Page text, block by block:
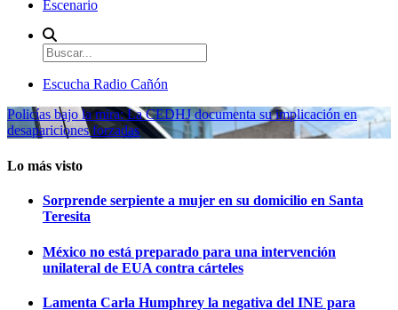
Escenario
Escucha Radio Cañón
Policías bajo la mira: La CEDHJ documenta su implicación en
desapariciones forzadas
Lo más visto
Sorprende serpiente a mujer en su domicilio en Santa
Teresita
México no está preparado para una intervención
unilateral de EUA contra cárteles
Lamenta Carla Humphrey la negativa del INE para